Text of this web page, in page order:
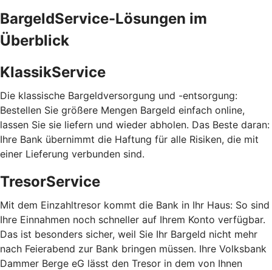
BargeldService-Lösungen im
Überblick
KlassikService
Die klassische Bargeldversorgung und -entsorgung:
Bestellen Sie größere Mengen Bargeld einfach online,
lassen Sie sie liefern und wieder abholen. Das Beste daran:
Ihre Bank übernimmt die Haftung für alle Risiken, die mit
einer Lieferung verbunden sind.
TresorService
Mit dem Einzahltresor kommt die Bank in Ihr Haus: So sind
Ihre Einnahmen noch schneller auf Ihrem Konto verfügbar.
Das ist besonders sicher, weil Sie Ihr Bargeld nicht mehr
nach Feierabend zur Bank bringen müssen. Ihre Volksbank
Dammer Berge eG lässt den Tresor in dem von Ihnen